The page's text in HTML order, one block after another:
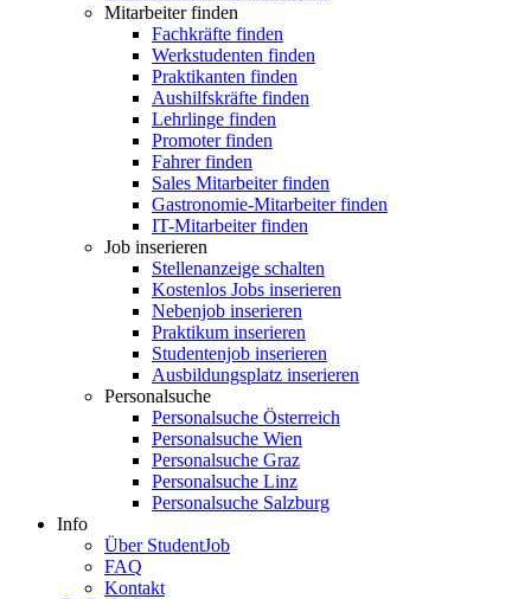
Mitarbeiter finden
Fachkräfte finden
Werkstudenten finden
Praktikanten finden
Aushilfskräfte finden
Lehrlinge finden
Promoter finden
Fahrer finden
Sales Mitarbeiter finden
Gastronomie-Mitarbeiter finden
IT-Mitarbeiter finden
Job inserieren
Stellenanzeige schalten
Kostenlos Jobs inserieren
Nebenjob inserieren
Praktikum inserieren
Studentenjob inserieren
Ausbildungsplatz inserieren
Personalsuche
Personalsuche Österreich
Personalsuche Wien
Personalsuche Graz
Personalsuche Linz
Personalsuche Salzburg
Info
Über StudentJob
FAQ
Kontakt